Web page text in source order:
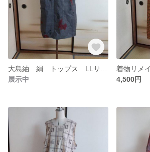
展示中
4,500円